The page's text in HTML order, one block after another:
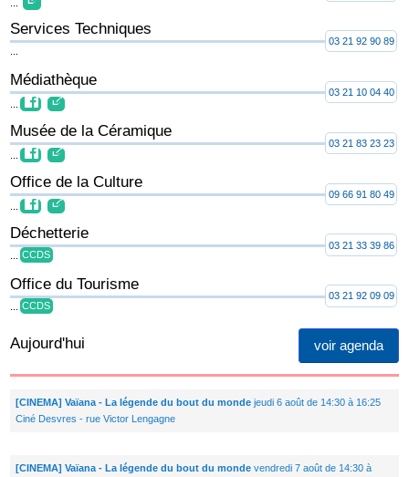
Services Techniques
...
03 21 92 90 89
Médiathèque
03 21 10 04 40
Musée de la Céramique
03 21 83 23 23
Office de la Culture
09 66 91 80 49
Déchetterie
CCDS
03 21 33 39 86
Office du Tourisme
CCDS
03 21 92 09 09
voir agenda
Aujourd'hui
[CINEMA] Vaïana - La légende du bout du mondejeudi 6 août de 14:30 à 16:25
Ciné Desvres - rue Victor Lengagne
[CINEMA] Vaïana - La légende du bout du mondevendredi 7 août de 14:30 à